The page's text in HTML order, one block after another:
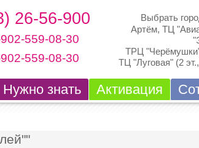
26-56-900
559-08-30
559-08-30
Выбрать
Артём, ТЦ
ТРЦ "Черёмушки"
ТЦ "Луговая" (2
Нужно знать Активация